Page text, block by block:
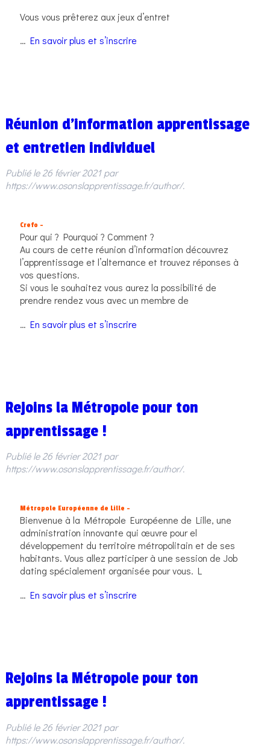
Vous vous prêterez aux jeux d’entret
… En savoir plus et s’inscrire
Réunion d’information apprentissage
et entretien individuel
Publié le26 février 2021par
https://www.osonslapprentissage.fr/author/.
Crefo –
Pour qui ? Pourquoi ? Comment ?
Au cours de cette réunion d’information découvrez
l’apprentissage et l’alternance et trouvez réponses à
vos questions.
Si vous le souhaitez vous aurez la possibilité de
prendre rendez vous avec un membre de
… En savoir plus et s’inscrire
Rejoins la Métropole pour ton
apprentissage !
Publié le26 février 2021par
https://www.osonslapprentissage.fr/author/.
Métropole Européenne de Lille –
Bienvenue à la Métropole Européenne de Lille, une
administration innovante qui œuvre pour el
développement du territoire métropolitain et de ses
habitants. Vous allez participer à une session de Job
dating spécialement organisée pour vous. L
… En savoir plus et s’inscrire
Rejoins la Métropole pour ton
apprentissage !
Publié le26 février 2021par
https://www.osonslapprentissage.fr/author/.